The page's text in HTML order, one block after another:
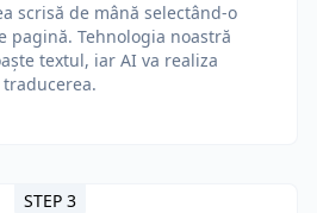
scrisă de mână selectând-o
pagină. Tehnologia noastră
textul, iar AI va realiza
traducerea.
STEP 3